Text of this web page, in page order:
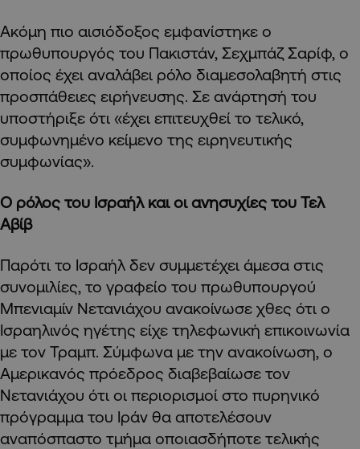
Ακόμη πιο αισιόδοξος εμφανίστηκε ο
πρωθυπουργός του Πακιστάν, Σεχμπάζ Σαρίφ, ο
οποίος έχει αναλάβει ρόλο διαμεσολαβητή στις
προσπάθειες ειρήνευσης. Σε ανάρτησή του
υποστήριξε ότι «έχει επιτευχθεί το τελικό,
συμφωνημένο κείμενο της ειρηνευτικής
συμφωνίας».
Ο ρόλος του Ισραήλ και οι ανησυχίες του Τελ
Αβίβ
Παρότι το Ισραήλ δεν συμμετέχει άμεσα στις
συνομιλίες, το γραφείο του πρωθυπουργού
Μπενιαμίν Νετανιάχου ανακοίνωσε χθες ότι ο
Ισραηλινός ηγέτης είχε τηλεφωνική επικοινωνία
με τον Τραμπ. Σύμφωνα με την ανακοίνωση, ο
Αμερικανός πρόεδρος διαβεβαίωσε τον
Νετανιάχου ότι οι περιορισμοί στο πυρηνικό
πρόγραμμα του Ιράν θα αποτελέσουν
αναπόσπαστο τμήμα οποιασδήποτε τελικής